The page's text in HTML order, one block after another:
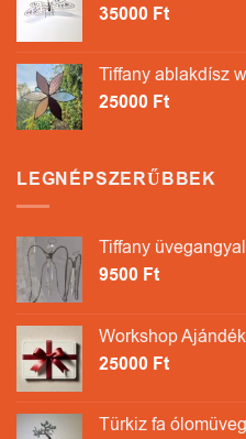
35000 Ft
Tiffany ablakdísz
25000 Ft
LEGNÉPSZERŰBBEK
Tiffany üvegangyal
9500 Ft
Workshop
25000 Ft
Türkiz fa